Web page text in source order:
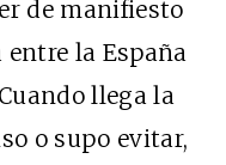
de manifiesto
la España
llega la
o supo evitar,